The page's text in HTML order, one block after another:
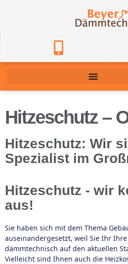
Hitzeschutz –
Hitzeschutz: Wir
Spezialist im
Hitzeschutz - wir
aus!
Sie haben sich mit dem Thema
auseinandergesetzt, weil Sie Ihr
dämmtechnisch auf den aktuellen
Vielleicht sind Ihnen auch die